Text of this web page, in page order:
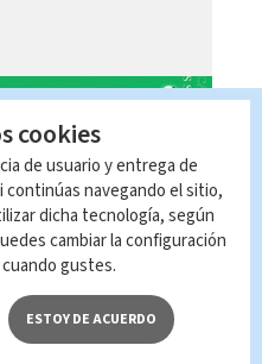
con Paula
2026
cookies
de usuario y entrega de
navegando el sitio,
dicha tecnología, según
cambiar la configuración
gustes.
ESTOY DE ACUERDO